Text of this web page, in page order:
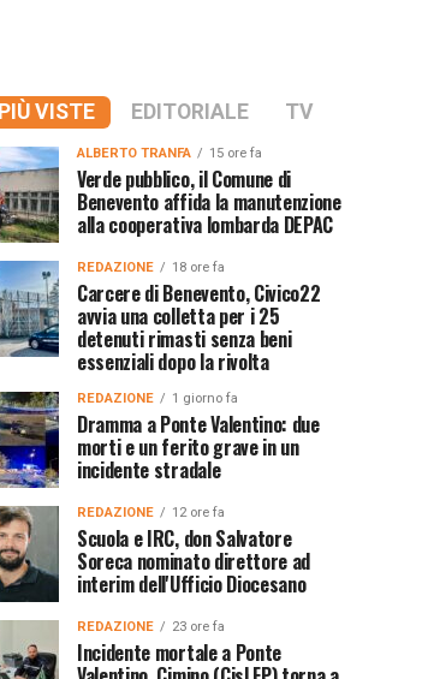
PIÙ VISTE EDITORIALE TV
ALBERTO TRANFA 15 ore fa
Verde pubblico, il Comune di
Benevento affida la manutenzione
alla cooperativa lombarda DEPAC
REDAZIONE 18 ore fa
Carcere di Benevento, Civico22
avvia una colletta per i 25
detenuti rimasti senza beni
essenziali dopo la rivolta
REDAZIONE 1 giorno fa
Dramma a Ponte Valentino: due
morti e un ferito grave in un
incidente stradale
REDAZIONE 12 ore fa
Scuola e IRC, don Salvatore
Soreca nominato direttore ad
interim dell'Ufficio Diocesano
REDAZIONE 23 ore fa
Incidente mortale a Ponte